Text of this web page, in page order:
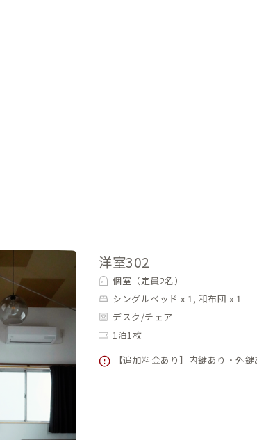
洋室302
個室（定員2名）
シングルベッド x 1, 和布団 x 1
デスク/チェア
1泊1枚
【追加料金あり】内鍵あり・外鍵